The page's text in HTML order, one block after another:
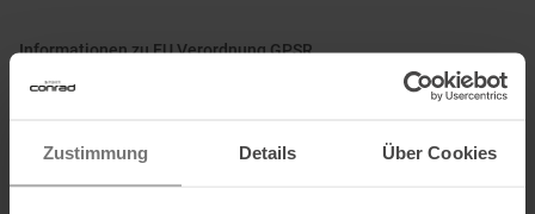
Zustimmung Details Über Cookies
Informationen zu EU Verordnung GPSR
Name des Herstellers:
Auckland 1011, Neuseeland
Elektronische Adresse des Herstellers: